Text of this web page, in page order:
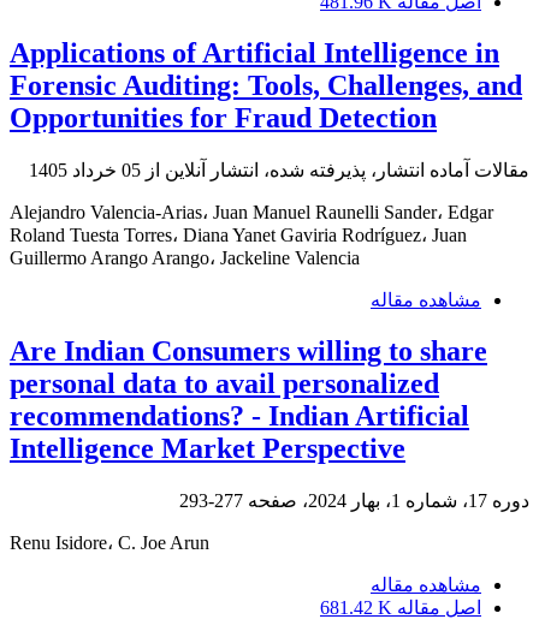
Applications of Artificial Intelligence in
Forensic Auditing: Tools, Challenges, and
Opportunities for Fraud Detection
مقالات آماده انتشار، پذیرفته شده، انتشار آنلاین از 05 خرداد 1405
Alejandro Valencia-Arias، Juan Manuel Raunelli Sander، Edgar
Roland Tuesta Torres، Diana Yanet Gaviria Rodríguez، Juan
Guillermo Arango Arango، Jackeline Valencia
مشاهده مقاله
Are Indian Consumers willing to share
personal data to avail personalized
recommendations? - Indian Artificial
Intelligence Market Perspective
دوره 17، شماره 1، بهار 2024، صفحه 277-293
Renu Isidore، C. Joe Arun
مشاهده مقاله
اصل مقاله 681.42 K